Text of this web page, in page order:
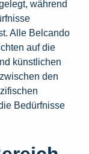
während
Alle Belcando
auf die
künstlichen
den
Bedürfnisse